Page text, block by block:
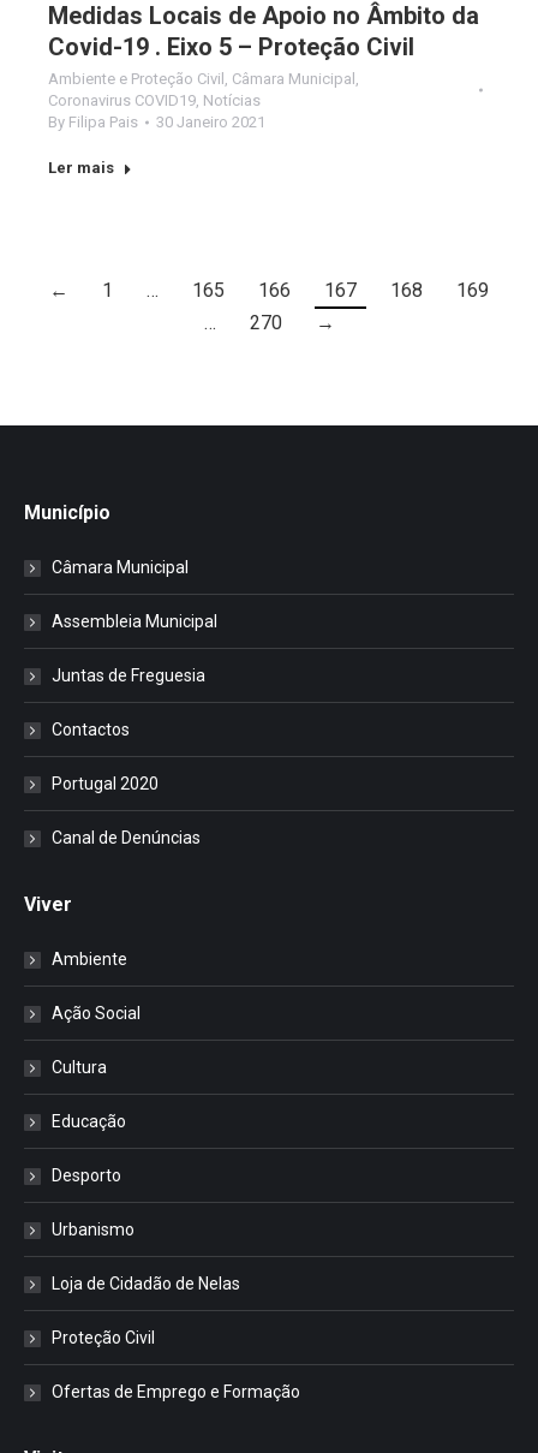
Medidas Locais de Apoio no Âmbito da
Covid-19 . Eixo 5 – Proteção Civil
Ambiente e Proteção Civil , Câmara Municipal ,
Coronavirus COVID19, Notícias
By Filipa Pais 30 Janeiro 2021
Ler mais
← 1 … 165 166 167 168
169
…
270 →
Município
Câmara Municipal
Assembleia Municipal
Juntas de Freguesia
Contactos
Portugal 2020
Canal de Denúncias
Viver
Ambiente
Ação Social
Cultura
Educação
Desporto
Urbanismo
Loja de Cidadão de Nelas
Proteção Civil
Ofertas de Emprego e Formação